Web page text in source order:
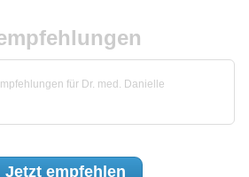
für Dr. med. Danielle
Jetzt empfehlen